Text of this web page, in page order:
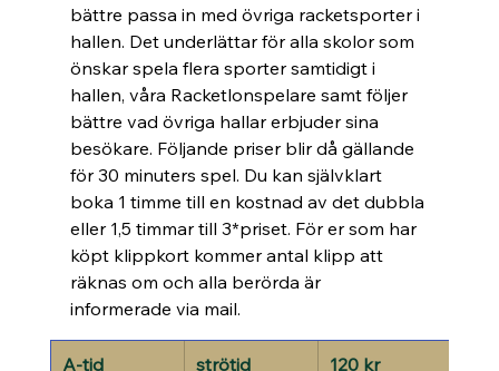
bättre passa in med övriga racketsporter i
hallen. Det underlättar för alla skolor som
önskar spela flera sporter samtidigt i
hallen, våra Racketlonspelare samt följer
bättre vad övriga hallar erbjuder sina
besökare. Följande priser blir då gällande
för 30 minuters spel. Du kan självklart
boka 1 timme till en kostnad av det dubbla
eller 1,5 timmar till 3*priset. För er som har
köpt klippkort kommer antal klipp att
räknas om och alla berörda är
informerade via mail.
A-tid strötid 120 kr